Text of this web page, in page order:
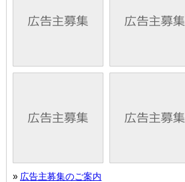
» 広告主募集のご案内